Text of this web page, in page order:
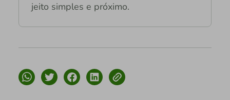
jeito simples e próximo.